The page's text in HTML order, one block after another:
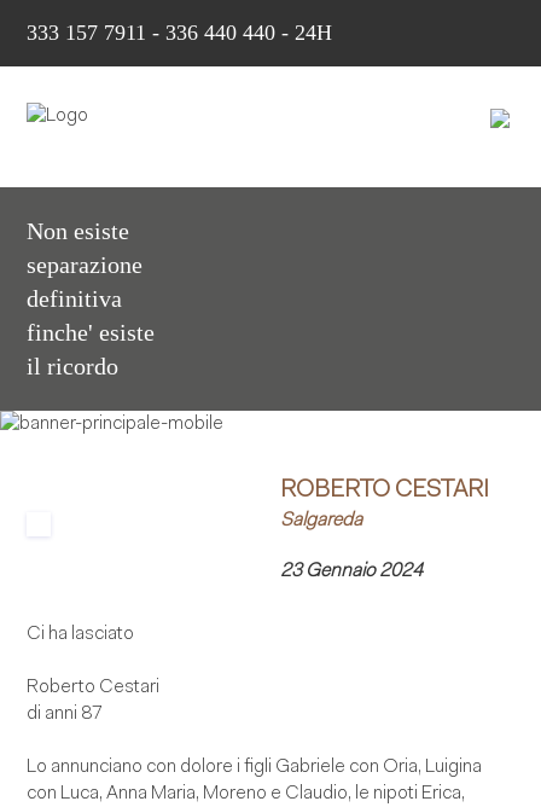
333 157 7911 - 336 440 440 - 24H
Non esiste
separazione
definitiva
finche' esiste
il ricordo
ROBERTO CESTARI
Salgareda
23 Gennaio 2024
Ci ha lasciato
Roberto Cestari
di anni 87
Lo annunciano con dolore i figli Gabriele con Oria, Luigina
con Luca, Anna Maria, Moreno e Claudio, le nipoti Erica,